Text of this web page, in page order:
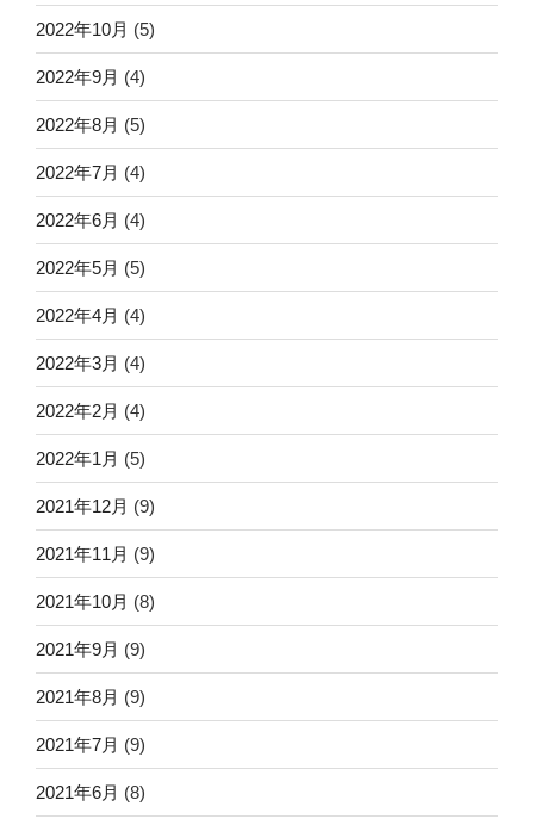
2022年10月 (5)
2022年9月 (4)
2022年8月 (5)
2022年7月 (4)
2022年6月 (4)
2022年5月 (5)
2022年4月 (4)
2022年3月 (4)
2022年2月 (4)
2022年1月 (5)
2021年12月 (9)
2021年11月 (9)
2021年10月 (8)
2021年9月 (9)
2021年8月 (9)
2021年7月 (9)
2021年6月 (8)